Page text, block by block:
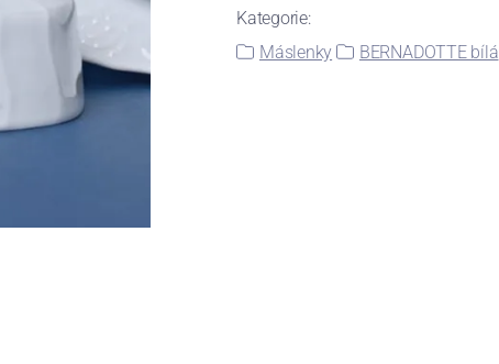
Kategorie:
Máslenky
BERNADOTTE bílá